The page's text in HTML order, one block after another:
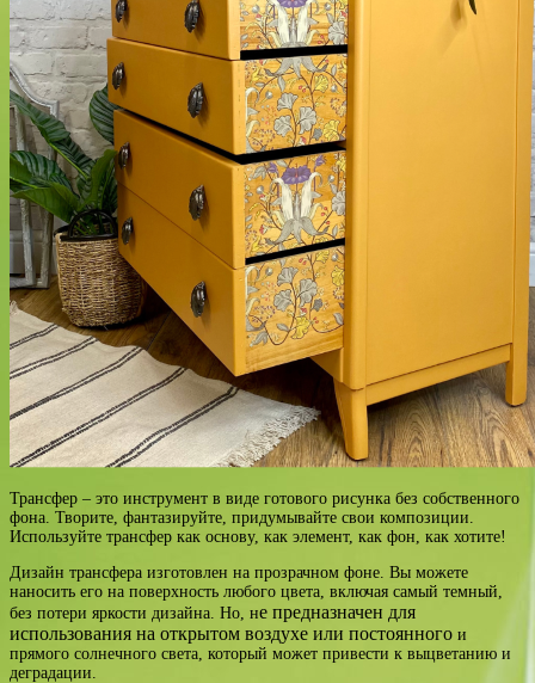
Трансфер – это инструмент в виде готового рисунка без собственного
фона. Творите, фантазируйте, придумывайте свои композиции.
Используйте трансфер как основу, как элемент, как фон, как хотите!
Дизайн трансфера изготовлен на прозрачном фоне. Вы можете
наносить его на поверхность любого цвета, включая самый темный,
без потери яркости дизайна. Но, не предназначен для
использования на открытом воздухе или постоянного и
прямого солнечного света, который может привести к выцветанию и
деградации.